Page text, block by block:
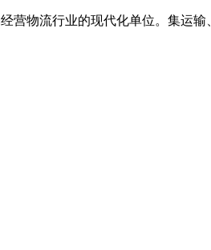
营物流行业的现代化单位。集运